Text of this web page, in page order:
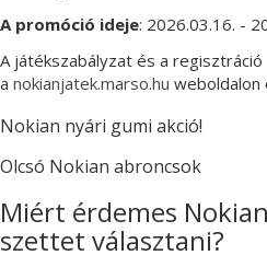
A promóció ideje: 2026.03.16. -
A játékszabályzat és a regisztráció
a nokianjatek.marso.hu weboldalon
Nokian nyári gumi akció!
Olcsó Nokian abroncsok
Miért érdemes
szettet választani?